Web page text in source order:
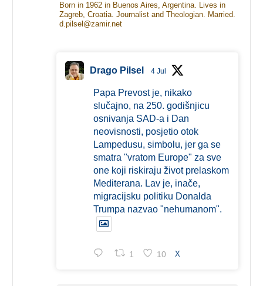
Born in 1962 in Buenos Aires, Argentina. Lives in
Zagreb, Croatia. Journalist and Theologian. Married.
d.pilsel@zamir.net
Drago Pilsel 4 Jul
Papa Prevost je, nikako
slučajno, na 250. godišnjicu
osnivanja SAD-a i Dan
neovisnosti, posjetio otok
Lampedusu, simbolu, jer ga se
smatra "vratom Europe" za sve
one koji riskiraju život prelaskom
Mediterana. Lav je, inače,
migracijsku politiku Donalda
Trumpa nazvao "nehumanom".
1 10 X